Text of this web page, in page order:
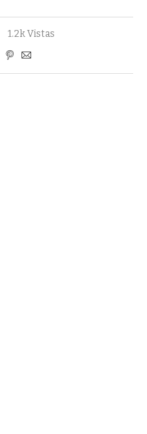
1.2k Vistas